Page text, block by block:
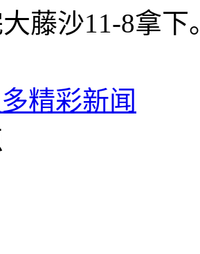
藤沙11-8拿下
精彩新闻